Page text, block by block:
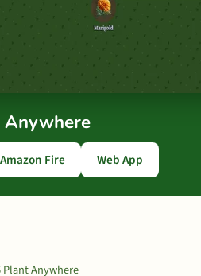
Amazon Fire Web App
Anywhere